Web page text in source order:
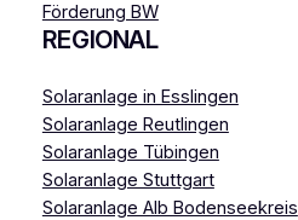
Förderung BW
REGIONAL
Solaranlage in Esslingen
Solaranlage Reutlingen
Solaranlage Tübingen
Solaranlage Stuttgart
Solaranlage Alb Bodenseekreis